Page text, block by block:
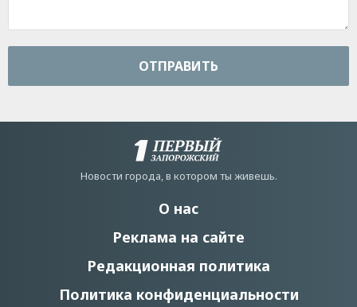
ОТПРАВИТЬ
Новости города, в котором ты живешь.
О нас
Реклама на сайте
Редакционная политика
Политика конфиденциальности